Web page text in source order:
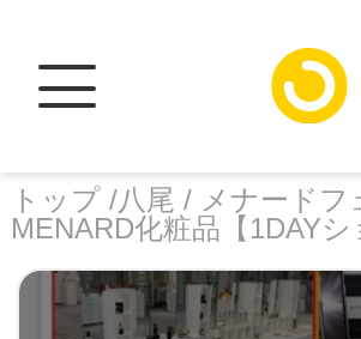
トップ /八尾 / メナード
MENARD化粧品【1DAYシ
facebook